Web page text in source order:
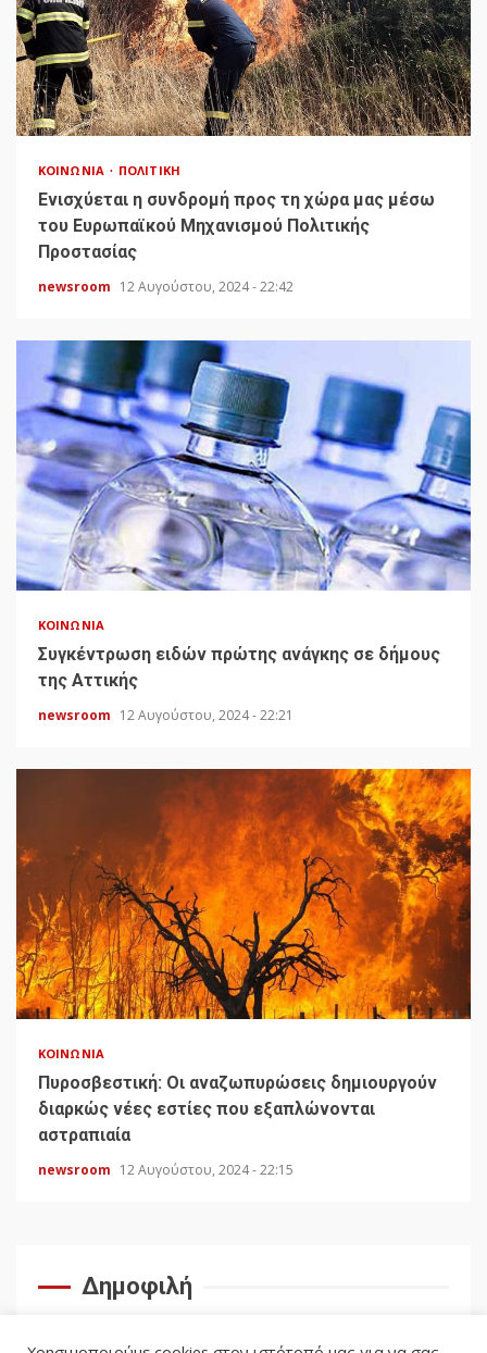
ΚΟΙΝΩΝΊΑ ΠΟΛΙΤΙΚΉ
Ενισχύεται η συνδρομή προς τη χώρα μας μέσω
του Ευρωπαϊκού Μηχανισμού Πολιτικής
Προστασίας
newsroom 12 Αυγούστου, 2024 - 22:42
ΚΟΙΝΩΝΊΑ
Συγκέντρωση ειδών πρώτης ανάγκης σε δήμους
της Αττικής
newsroom 12 Αυγούστου, 2024 - 22:21
ΚΟΙΝΩΝΊΑ
Πυροσβεστική: Οι αναζωπυρώσεις δημιουργούν
διαρκώς νέες εστίες που εξαπλώνονται
αστραπιαία
newsroom 12 Αυγούστου, 2024 - 22:15
Δημοφιλή